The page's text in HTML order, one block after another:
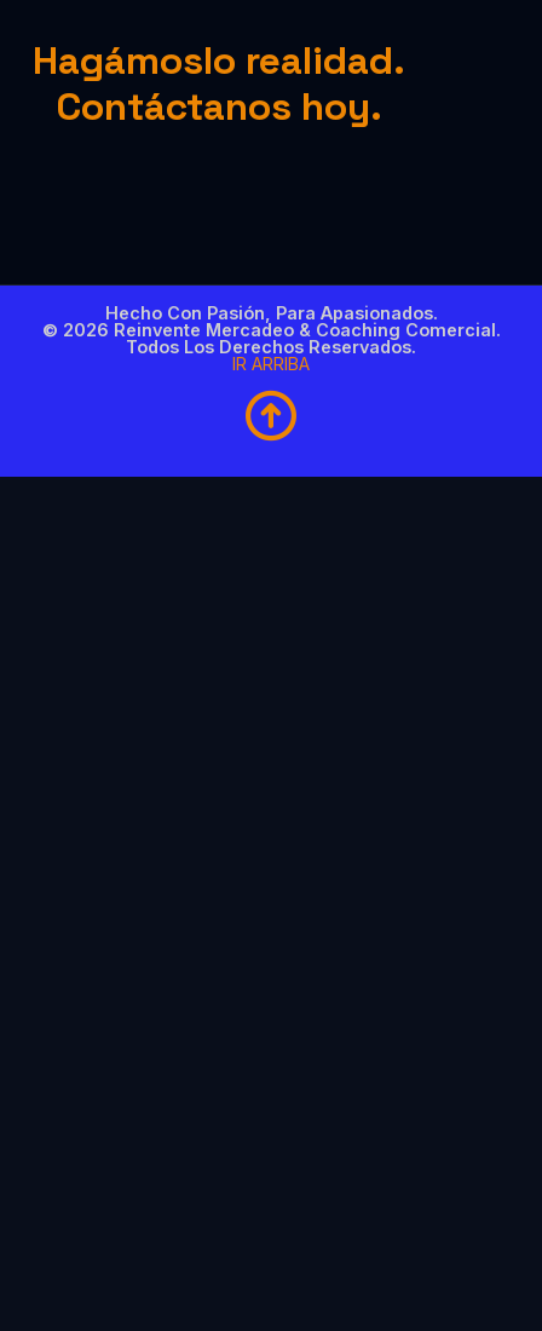
Hagámoslo realidad.
Contáctanos hoy.
Hecho Con Pasión, Para Apasionados.
© 2026 Reinvente Mercadeo & Coaching Comercial.
Todos Los Derechos Reservados.
IR ARRIBA